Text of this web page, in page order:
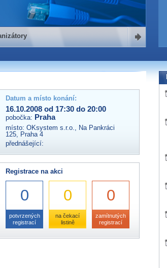
této akce,
Datum a místo konání:
16.10.2008 od 17:30 do 20:00
pobočka: Praha
místo: OKsystem s.r.o., Na Pankráci
125, Praha 4
přednášející:
Registrace na akci
0
potvrzených
registrací
0
na čekací
listině
0
zamítnutých
registrací